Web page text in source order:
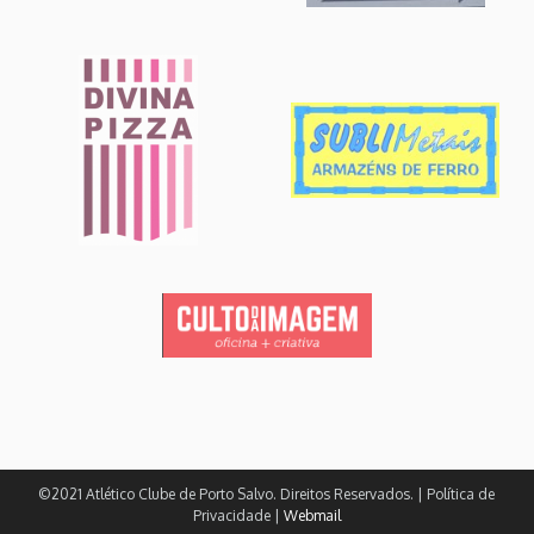
©2021 Atlético Clube de Porto Salvo. Direitos Reservados. | Política de
Privacidade | Webmail